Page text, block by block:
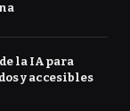
la IA para
y accesibles